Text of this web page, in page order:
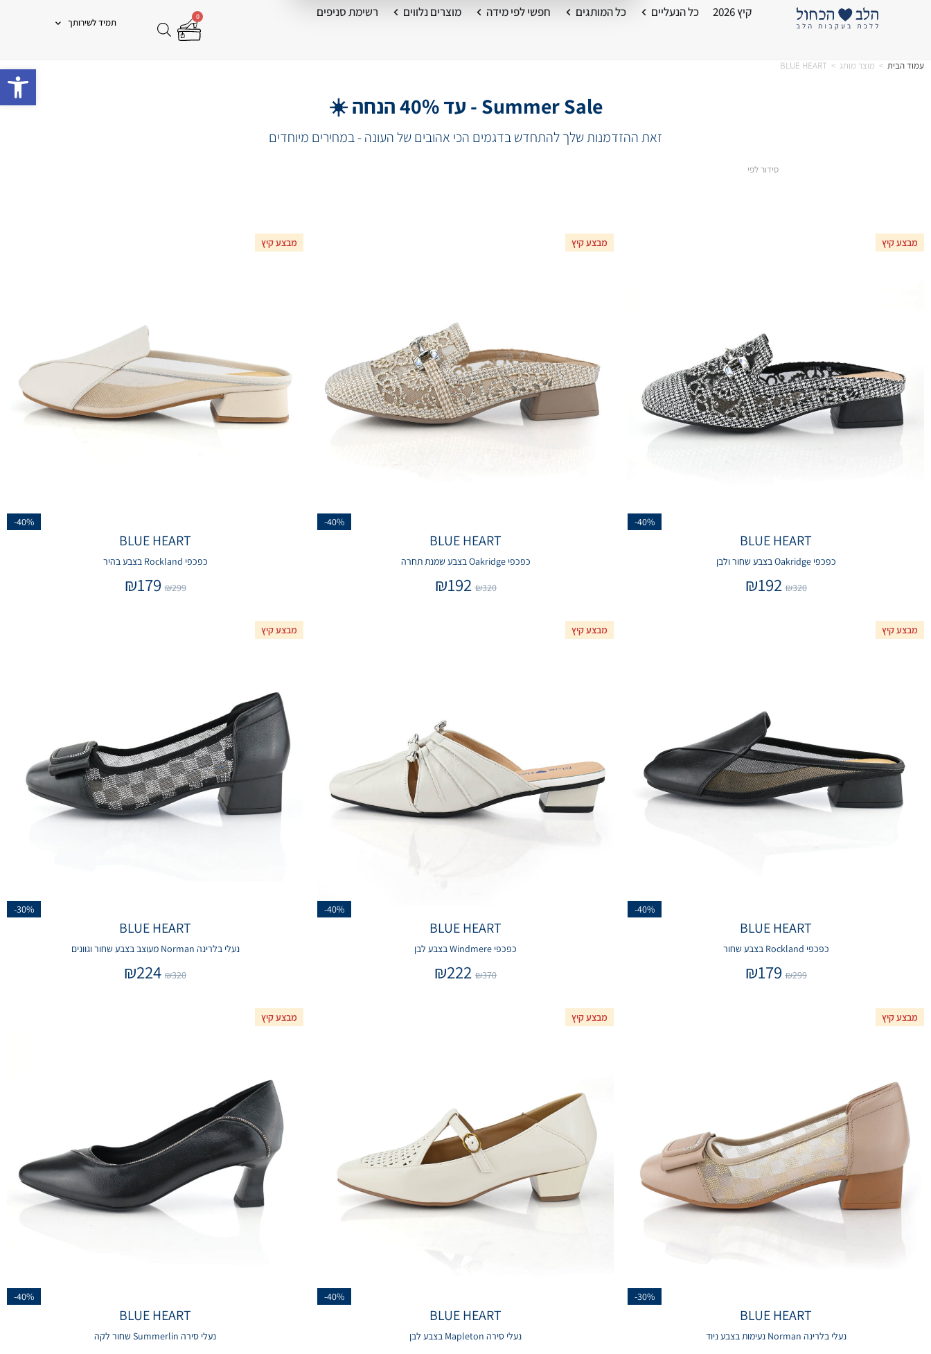
קיץ 2026 כל הנעליים כל המותגים חפשי לפי מידה מוצרים נלווים רשימת סניפים 0
תמיד לשירותך
עמוד הבית > מוצר מותג >
BLUE HEART
Summer Sale - עד 40% הנחה ☀️
זאת ההזדמנות שלך להתחדש בדגמים הכי אהובים של העונה - במחירים מיוחדים
סידור לפי
מבצע קיץ
-40%
BLUE HEART
כפכפי Oakridge בצבע שחור ולבן
₪320
₪192
מבצע קיץ
-40%
BLUE HEART
כפכפי Oakridge בצבע שמנת תחרה
₪320
₪192
מבצע קיץ
-40%
BLUE HEART
כפכפי Rockland בצבע בהיר
₪299
₪179
מבצע קיץ
-40%
BLUE HEART
כפכפי Rockland בצבע שחור
₪299
₪179
מבצע קיץ
-40%
BLUE HEART
כפכפי Windmere בצבע לבן
₪370
₪222
מבצע קיץ
-30%
BLUE HEART
נעלי בלרינה Norman מעוצב בצבע שחור וגוונים
₪320
₪224
מבצע קיץ
-30%
BLUE HEART
נעלי בלרינה Norman נעימות בצבע ניוד
מבצע קיץ
-40%
BLUE HEART
נעלי סירה Mapleton בצבע לבן
מבצע קיץ
-40%
BLUE HEART
נעלי סירה Summerlin שחור לקה